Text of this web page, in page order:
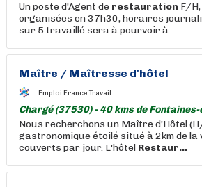
Un poste d'Agent de restauration F/
organisées en 37h30, horaires
sur 5 travaillé sera à pourvoir à ...
Maître / Maîtresse d'hôtel
Emploi France Travail
Chargé (37530) - 40 kms de Fontaines-
Nous recherchons un Maître d'Hôtel
gastronomique étoilé situé à 2km de la
couverts par jour. L'hôtel Restaur...